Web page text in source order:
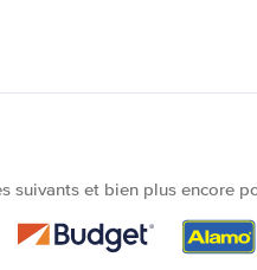
suivants et bien plus encore